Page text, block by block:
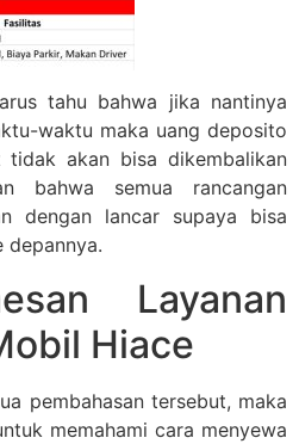
tahu bahwa jika nantinya
waktu maka uang deposito
akan bisa dikembalikan
bahwa semua rancangan
dengan lancar supaya bisa
depannya.
Layanan
Hiace
pembahasan tersebut, maka
memahami cara menyewa